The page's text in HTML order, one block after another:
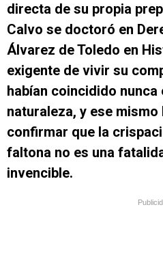
directa de su propia
Calvo se doctoró en
Álvarez de Toledo en
exigente de vivir su
habían coincidido nunca
naturaleza, y ese mismo
confirmar que la
faltona no es una
invencible.